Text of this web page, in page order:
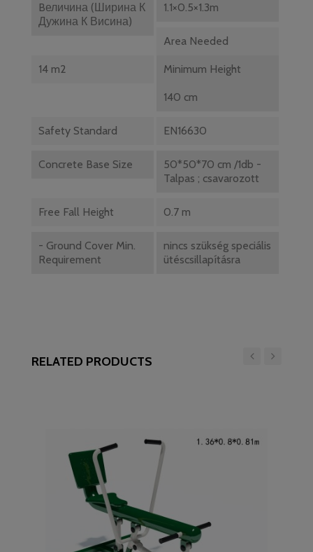
Bеличина (Ширина К
Дужина К Висина)
1.1×0.5×1.3m
Area Needed
14 m2 Minimum Height
140 cm
Safety Standard EN16630
Concrete Base Size
50*50*70 cm /1db -
Talpas ; csavarozott
Free Fall Height 0.7 m
- Ground Cover Min.
Requirement
nincs szükség speciális
ütéscsillapításra
RELATED PRODUCTS